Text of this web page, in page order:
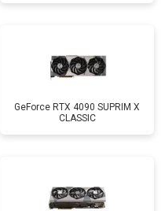
GeForce RTX 4090 SUPRIM X
CLASSIC